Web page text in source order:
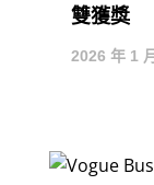
雙獲獎
2026 年 1